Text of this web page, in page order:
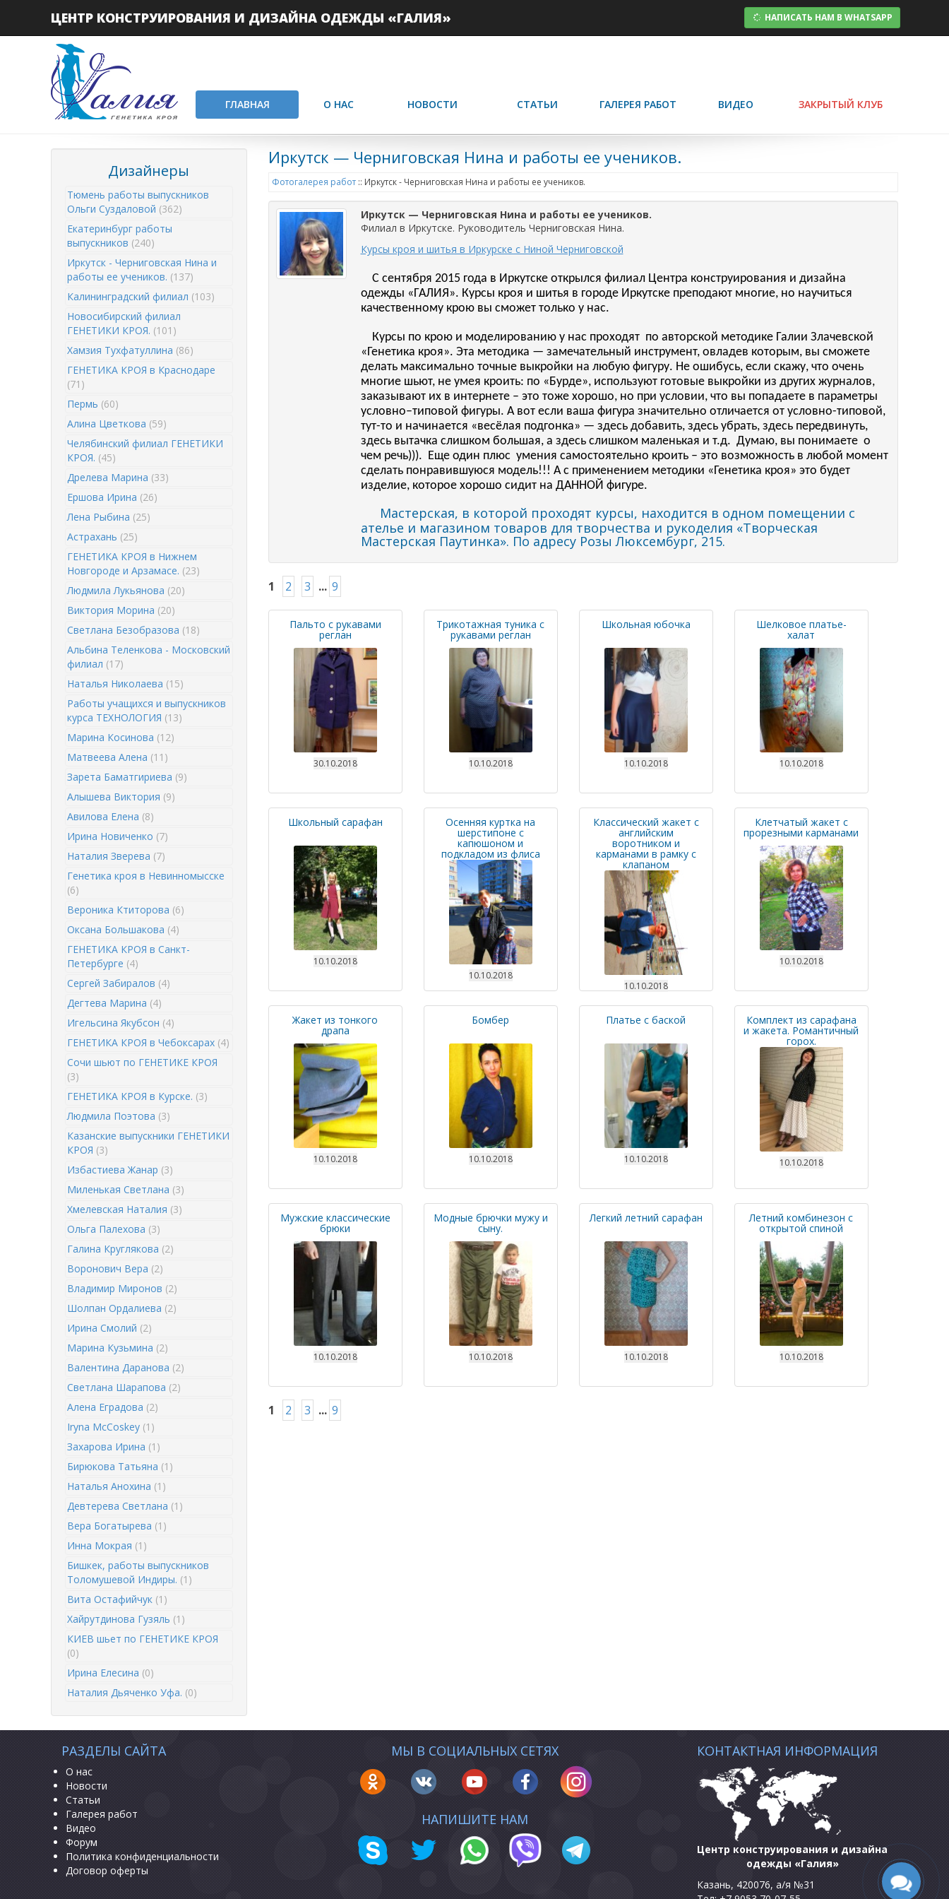
ЦЕНТР КОНСТРУИРОВАНИЯ И ДИЗАЙНА ОДЕЖДЫ «ГАЛИЯ» НАПИСАТЬ НАМ В WHATSAPP
ГЛАВНАЯ О НАС НОВОСТИ СТАТЬИ ГАЛЕРЕЯ РАБОТ ВИДЕО ЗАКРЫТЫЙ КЛУБ
Дизайнеры
Тюмень работы выпускников
Ольги Суздаловой (362)
Екатеринбург работы
выпускников (240)
Иркутск - Черниговская Нина и
работы ее учеников. (137)
Калининградский филиал (103)
Новосибирский филиал
ГЕНЕТИКИ КРОЯ. (101)
Хамзия Тухфатуллина (86)
ГЕНЕТИКА КРОЯ в Краснодаре
(71)
Пермь (60)
Алина Цветкова (59)
Челябинский филиал ГЕНЕТИКИ
КРОЯ. (45)
Дрелева Марина (33)
Ершова Ирина (26)
Лена Рыбина (25)
Астрахань (25)
ГЕНЕТИКА КРОЯ в Нижнем
Новгороде и Арзамасе. (23)
Людмила Лукьянова (20)
Виктория Морина (20)
Светлана Безобразова (18)
Альбина Теленкова - Московский
филиал (17)
Наталья Николаева (15)
Работы учащихся и выпускников
курса ТЕХНОЛОГИЯ (13)
Марина Косинова (12)
Матвеева Алена (11)
Зарета Баматгириева (9)
Алышева Виктория (9)
Авилова Елена (8)
Ирина Новиченко (7)
Наталия Зверева (7)
Генетика кроя в Невинномысске
(6)
Вероника Ктиторова (6)
Оксана Большакова (4)
ГЕНЕТИКА КРОЯ в Санкт-
Петербурге (4)
Сергей Забиралов (4)
Дегтева Марина (4)
Игельсина Якубсон (4)
ГЕНЕТИКА КРОЯ в Чебоксарах (4)
Сочи шьют по ГЕНЕТИКЕ КРОЯ
(3)
ГЕНЕТИКА КРОЯ в Курске. (3)
Людмила Поэтова (3)
Казанские выпускники ГЕНЕТИКИ
КРОЯ (3)
Избастиева Жанар (3)
Миленькая Светлана (3)
Хмелевская Наталия (3)
Ольга Палехова (3)
Галина Круглякова (2)
Воронович Вера (2)
Владимир Миронов (2)
Шолпан Ордалиева (2)
Ирина Смолий (2)
Марина Кузьмина (2)
Валентина Даранова (2)
Светлана Шарапова (2)
Алена Еградова (2)
Iryna McCoskey (1)
Захарова Ирина (1)
Бирюкова Татьяна (1)
Наталья Анохина (1)
Девтерева Светлана (1)
Вера Богатырева (1)
Инна Мокрая (1)
Бишкек, работы выпускников
Толомушевой Индиры. (1)
Вита Остафийчук (1)
Хайрутдинова Гузяль (1)
КИЕВ шьет по ГЕНЕТИКЕ КРОЯ
(0)
Ирина Елесина (0)
Наталия Дьяченко Уфа. (0)
Иркутск — Черниговская Нина и работы ее учеников.
Фотогалерея работ:: Иркутск - Черниговская Нина и работы ее учеников.
Иркутск — Черниговская Нина и работы ее учеников.
Филиал в Иркутске. Руководитель Черниговская Нина.
Курсы кроя и шитья в Иркурске с Ниной Черниговской
С сентября 2015 года в Иркутске открылся филиал Центра конструирования и дизайна
одежды «ГАЛИЯ». Курсы кроя и шитья в городе Иркутске преподают многие, но научиться
качественному крою вы сможет только у нас.
Курсы по крою и моделированию у нас проходят по авторской методике Галии Злачевской
«Генетика кроя». Эта методика — замечательный инструмент, овладев которым, вы сможете
делать максимально точные выкройки на любую фигуру. Не ошибусь, если скажу, что очень
многие шьют, не умея кроить: по «Бурде», используют готовые выкройки из других журналов,
заказывают их в интернете – это тоже хорошо, но при условии, что вы попадаете в параметры
условно–типовой фигуры. А вот если ваша фигура значительно отличается от условно-типовой,
тут-то и начинается «весёлая подгонка» — здесь добавить, здесь убрать, здесь передвинуть,
здесь вытачка слишком большая, а здесь слишком маленькая и т.д. Думаю, вы понимаете о
чем речь))). Еще один плюс умения самостоятельно кроить – это возможность в любой момент
сделать понравившуюся модель!!! А с применением методики «Генетика кроя» это будет
изделие, которое хорошо сидит на ДАННОЙ фигуре.
Мастерская, в которой проходят курсы, находится в одном помещении с
ателье и магазином товаров для творчества и рукоделия «Творческая
Мастерская Паутинка». По адресу Розы Люксембург, 215.
1 2 3 ... 9
Пальто с рукавами
реглан
30.10.2018
Трикотажная туника с
рукавами реглан
10.10.2018
Школьная юбочка
10.10.2018
Шелковое платье-
халат
10.10.2018
Школьный сарафан
10.10.2018
Осенняя куртка на
шерстипоне с
капюшоном и
подкладом из флиса
10.10.2018
Классический жакет с
английским
воротником и
карманами в рамку с
клапаном
10.10.2018
Клетчатый жакет с
прорезными карманами
10.10.2018
Жакет из тонкого
драпа
10.10.2018
Бомбер
10.10.2018
Платье с баской
10.10.2018
Комплект из сарафана
и жакета. Романтичный
горох.
10.10.2018
Мужские классические
брюки
10.10.2018
Модные брючки мужу и
сыну.
10.10.2018
Легкий летний сарафан
10.10.2018
Летний комбинезон с
открытой спиной
10.10.2018
1 2 3 ... 9
РАЗДЕЛЫ САЙТА
О нас
Новости
Статьи
Галерея работ
Видео
Форум
Политика конфиденциальности
Договор оферты
МЫ В СОЦИАЛЬНЫХ СЕТЯХ
НАПИШИТЕ НАМ
КОНТАКТНАЯ ИНФОРМАЦИЯ
Центр конструирования и дизайна
одежды «Галия»
Казань, 420076, а/я №31